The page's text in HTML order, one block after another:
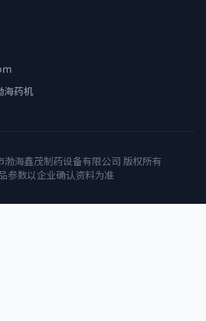
海药机
海鑫茂制药设备有限公司 版权所有
参数以企业确认资料为准